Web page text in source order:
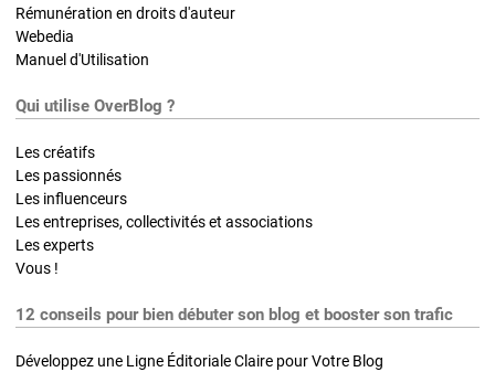
Rémunération en droits d'auteur
Webedia
Manuel d'Utilisation
Qui utilise OverBlog ?
Les créatifs
Les passionnés
Les influenceurs
Les entreprises, collectivités et associations
Les experts
Vous !
12 conseils pour bien débuter son blog et booster son trafic
Développez une Ligne Éditoriale Claire pour Votre Blog